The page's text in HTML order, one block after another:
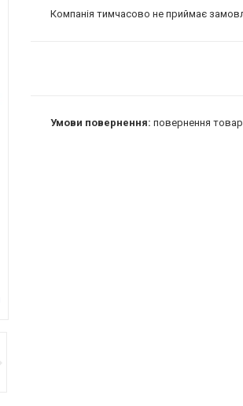
Компанія тимчасово не приймає
повернення